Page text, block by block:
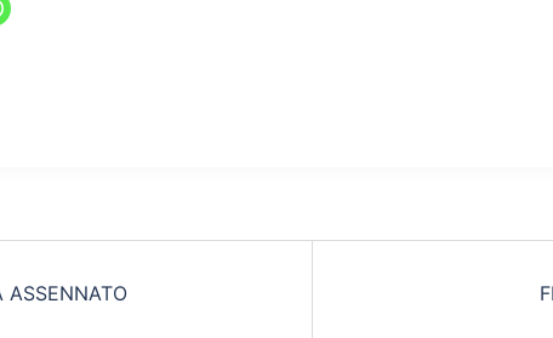
ASSENNATO